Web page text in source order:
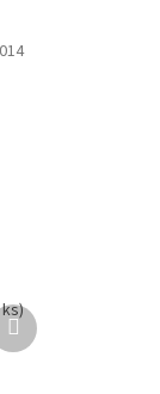
Další
produkt